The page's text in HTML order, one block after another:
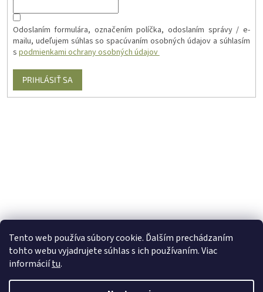
Tento web používa súbory cookie. Ďalším prechádzaním
tohto webu vyjadrujete súhlas s ich používaním. Viac
informáciítu.
Odoslaním formulára, označením políčka, odoslaním správy / e-
mailu, udeľujem súhlas so spacúvaním osobných údajov a súhlasím
s podmienkami ochrany osobných údajov
PRIHLÁSIŤ SA